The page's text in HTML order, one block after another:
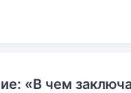
«В чем